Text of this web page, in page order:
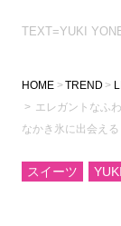
TEXT=YUKI
HOME TREND
エレガントなふ
なかき氷に出会える
スイーツ